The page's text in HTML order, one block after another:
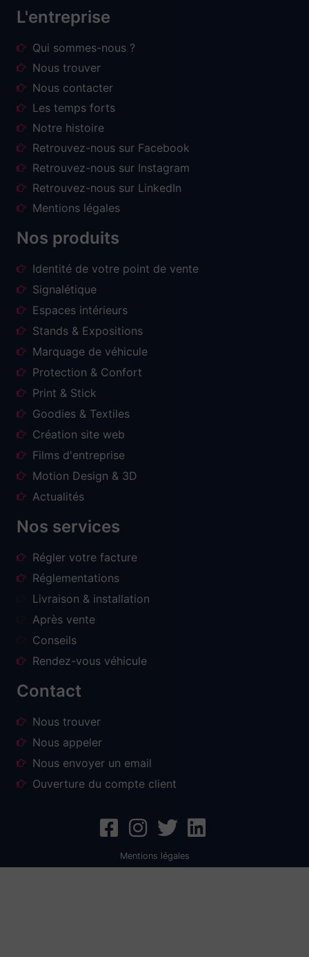
L'entreprise
Qui sommes-nous ?
Nous trouver
Nous contacter
Les temps forts
Notre histoire
Retrouvez-nous sur Facebook
Retrouvez-nous sur Instagram
Retrouvez-nous sur LinkedIn
Mentions légales
Nos produits
Identité de votre point de vente
Signalétique
Espaces intérieurs
Stands & Expositions
Marquage de véhicule
Protection & Confort
Print & Stick
Goodies & Textiles
Création site web
Films d'entreprise
Motion Design & 3D
Actualités
Nos services
Régler votre facture
Réglementations
Livraison & installation
Après vente
Conseils
Rendez-vous véhicule
Contact
Nous trouver
Nous appeler
Nous envoyer un email
Ouverture du compte client
Mentions légales